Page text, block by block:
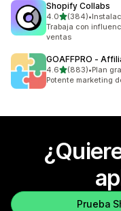
Shopify Collabs
4.0de 5 estrellas
(384)
384 reseñas en
•
Trabaja con
ventas
GOAFFPRO ‑
4.6de 5 estrellas
(883)
883 reseñas en
•Plan
Potente marketing
Prueba